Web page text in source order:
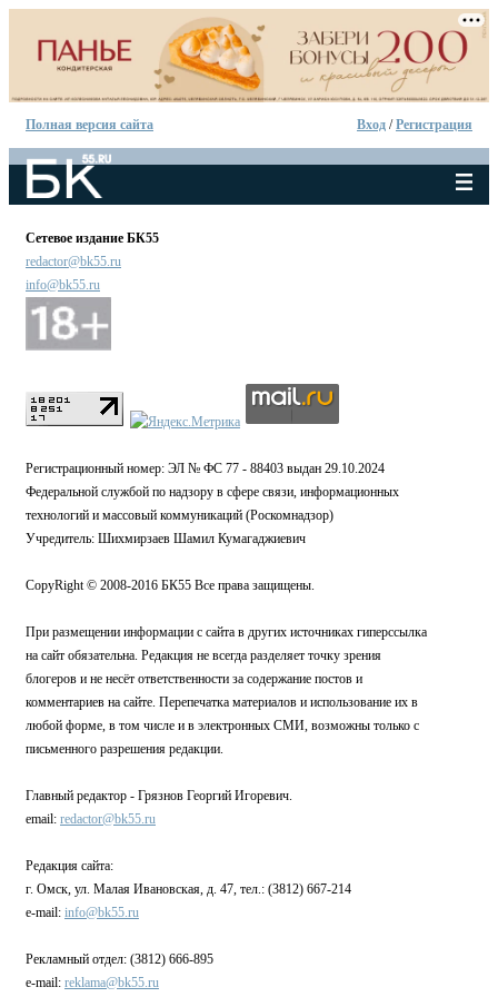
Полная версия сайта Вход /Регистрация
Сетевое издание БК55
redactor@bk55.ru
info@bk55.ru
Регистрационный номер: ЭЛ № ФС 77 - 88403 выдан 29.10.2024
Федеральной службой по надзору в сфере связи, информационных
технологий и массовый коммуникаций (Роскомнадзор)
Учредитель: Шихмирзаев Шамил Кумагаджиевич
CopyRight © 2008-2016 БК55 Все права защищены.
При размещении информации с сайта в других источниках гиперссылка
на сайт обязательна. Редакция не всегда разделяет точку зрения
блогеров и не несёт ответственности за содержание постов и
комментариев на сайте. Перепечатка материалов и использование их в
любой форме, в том числе и в электронных СМИ, возможны только с
письменного разрешения редакции.
Главный редактор - Грязнов Георгий Игоревич.
email: redactor@bk55.ru
Редакция сайта:
г. Омск, ул. Малая Ивановская, д. 47, тел.: (3812) 667-214
e-mail: info@bk55.ru
Рекламный отдел: (3812) 666-895
e-mail: reklama@bk55.ru